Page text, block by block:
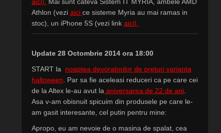
Athlon (vezi aici ce sisteme Myria au mai ramas in
stoc), un iPhone 5S (vezi link aici).
Update 28 Octombrie 2014 ora 18:00
START la noaptea devoratorilor de preturi varianta
halloween . Par sa fie aceleasi reduceri ca pe care cei
de la Altex le-au avut la aniversarea de 22 de ani
Asa v-am obisnuit spicuim din produsele pe care le-
am gasit interesante, cel putin pentru mine:
Apropo, eu am nevoie de o masina de spalat, cea